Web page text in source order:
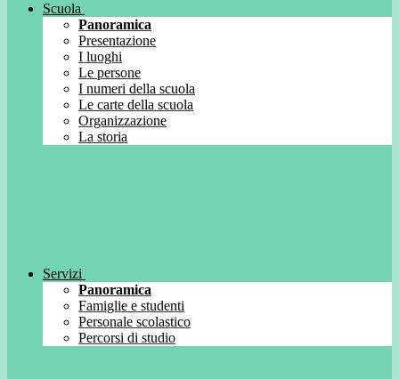
Scuola
Panoramica
Presentazione
I luoghi
Le persone
I numeri della scuola
Le carte della scuola
Organizzazione
La storia
Servizi
Panoramica
Famiglie e studenti
Personale scolastico
Percorsi di studio